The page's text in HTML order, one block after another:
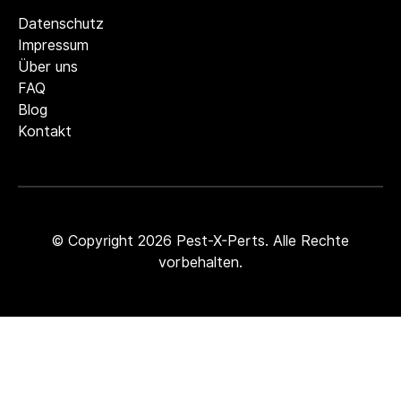
Zum Inhalt springen
Datenschutz
Impressum
Über uns
FAQ
Blog
Kontakt
© Copyright 2026 Pest-X-Perts. Alle Rechte
vorbehalten.